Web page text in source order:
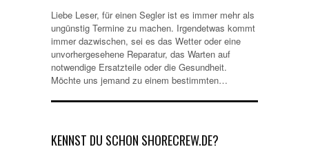
Liebe Leser, für einen Segler ist es immer mehr als
ungünstig Termine zu machen. Irgendetwas kommt
immer dazwischen, sei es das Wetter oder eine
unvorhergesehene Reparatur, das Warten auf
notwendige Ersatzteile oder die Gesundheit.
Möchte uns jemand zu einem bestimmten…
KENNST DU SCHON SHORECREW.DE?